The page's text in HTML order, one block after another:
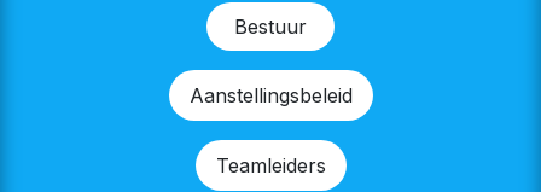
Bestu​​ur
Aanstellingsbeleid
Teamleiders